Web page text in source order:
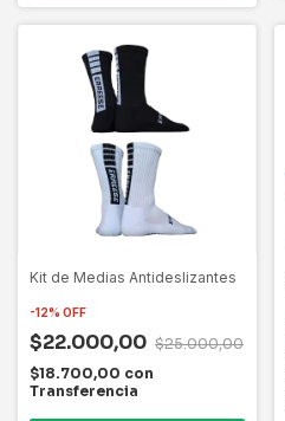
Kit de Medias Antideslizantes
-12% OFF
$22.000,00 $25.000,00
$18.700,00 con
Transferencia